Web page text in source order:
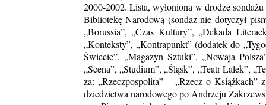
2000-2002. Lista, wyłoniona w drodze
Bibliotekę Narodową (sondaż nie dotyczył
„Borussia”, „Czas Kultury”, „Dekada
„Konteksty”, „Kontrapunkt” (dodatek do
Świecie”, „Magazyn Sztuki”, „Nowaja
„Scena”, „Studium”, „Śląsk”, „Teatr Lalek”,
za: „Rzeczpospolita” – „Rzecz o
dziedzictwa narodowego po Andrzeju